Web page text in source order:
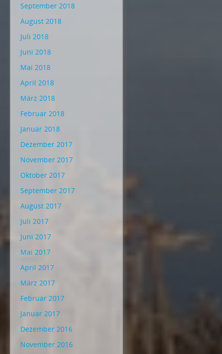
September 2018
August 2018
Juli 2018
Juni 2018
Mai 2018
April 2018
März 2018
Februar 2018
Januar 2018
Dezember 2017
November 2017
Oktober 2017
September 2017
August 2017
Juli 2017
Juni 2017
Mai 2017
April 2017
März 2017
Februar 2017
Januar 2017
Dezember 2016
November 2016